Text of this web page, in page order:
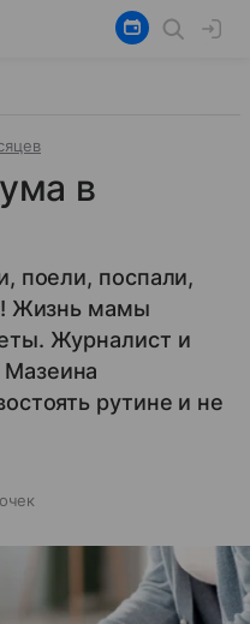
в
поели, поспали,
Жизнь мамы
Журналист и
рутине и не